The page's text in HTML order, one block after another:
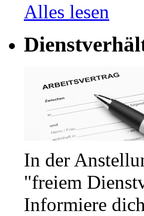
Alles lesen
In der
"freiem
Informiere